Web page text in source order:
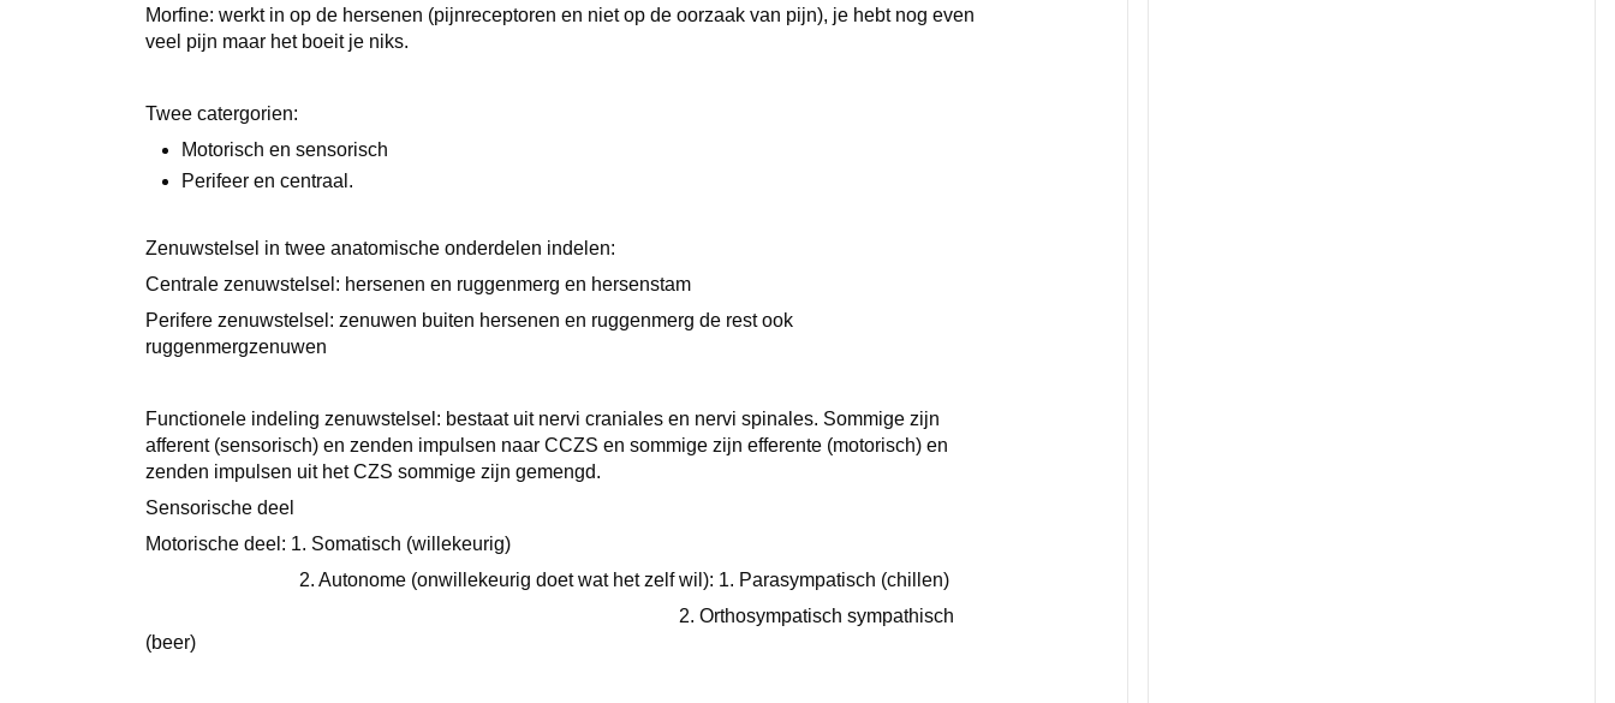
Morfine: werkt in op de hersenen (pijnreceptoren en niet op de oorzaak van pijn), je hebt nog even
veel pijn maar het boeit je niks.
Twee catergorien:
Motorisch en sensorisch
Perifeer en centraal.
Zenuwstelsel in twee anatomische onderdelen indelen:
Centrale zenuwstelsel: hersenen en ruggenmerg en hersenstam
Perifere zenuwstelsel: zenuwen buiten hersenen en ruggenmerg de rest ook
ruggenmergzenuwen
Functionele indeling zenuwstelsel: bestaat uit nervi craniales en nervi spinales. Sommige zijn
afferent (sensorisch) en zenden impulsen naar CCZS en sommige zijn efferente (motorisch) en
zenden impulsen uit het CZS sommige zijn gemengd.
Sensorische deel
Motorische deel: 1. Somatisch (willekeurig)
2. Autonome (onwillekeurig doet wat het zelf wil): 1. Parasympatisch (chillen)
2. Orthosympatisch sympathisch
(beer)